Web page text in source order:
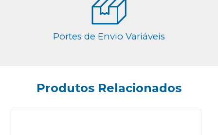
Portes de Envio Variáveis
Produtos Relacionados